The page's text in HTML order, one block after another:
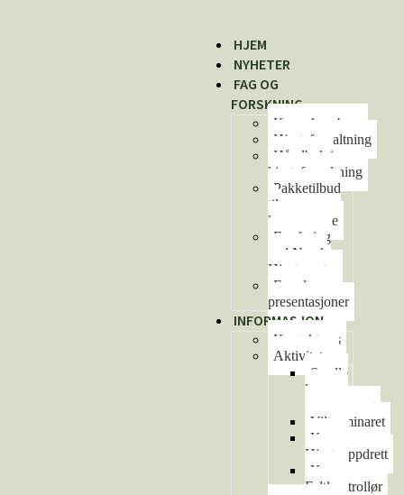
HJEM
NYHETER
FAG OG
FORSKNING
Kunnskapsbase
Hjorteforvaltning
Håndbok i
hjorteforvaltning
Pakketilbud
til
kommunene
Forskning
ved Norsk
Hjortesenter
Foredrag og
presentasjoner
INFORMASJON
Kontakt oss
Aktiviteter
Se alle
kurs og
arrangement
Viltseminaret
Kurs –
Hjorteoppdrett
Kurs –
Feltkontrollør